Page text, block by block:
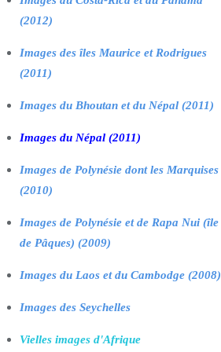
(2012)
Images des îles Maurice et Rodrigues
(2011)
Images du Bhoutan et du Népal (2011)
Images du Népal (2011)
Images de Polynésie dont les Marquises
(2010)
Images de Polynésie et de Rapa Nui (île
de Pâques) (2009)
Images du Laos et du Cambodge (2008)
Images des Seychelles
Vielles images d'Afrique